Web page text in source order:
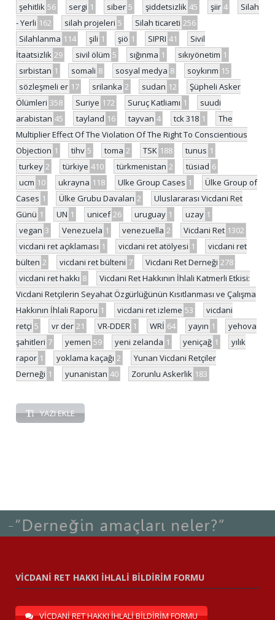
şehitlik 56 sergi 1 siber 5 şiddetsizlik 45 şiir 4
Silah
- Yerli 162 silah projeleri 5 Silah ticareti 256
Silahlanma 114 şili 1 şiö 1 SIPRI 41
Sivil
İtaatsizlik 29 sivil ölüm 5 sığınma 1 sıkıyönetim 1
sırbistan 1 somali 8 sosyal medya 8 soykırım 15
sözleşmeli er 17 srilanka 2 sudan 12
Şüpheli Asker
Ölümleri 358 Suriye 172 Suruç Katliamı 1
suudi
arabistan 45 tayland 16 tayvan 4 tck 318 1
The
Multiplier Effect Of The Violation Of The Right To Conscientious
Objection 1 tihv 5 toma 2 TSK 188 tunus 1
turkey 2 türkiye 410 türkmenistan 2 tüsiad 6
ucm 10 ukrayna 118 Ulke Group Cases 1
Ülke Group of
Cases 1 Ülke Grubu Davaları 2
Uluslararası Vicdani Ret
Günü 1 UN 1 unicef 26 uruguay 1 uzay 1
vegan 3 Venezuela 1 venezuella 2 Vicdani Ret 1302
vicdani ret açıklaması 1 vicdani ret atölyesi 1
vicdani ret
bülten 2 vicdani ret bülteni 7 Vicdani Ret Derneği 278
vicdani ret hakkı 8
Vicdani Ret Hakkının İhlali Katmerli Etkisi:
Vicdani Retçilerin Seyahat Özgürlüğünün Kısıtlanması ve Çalışma
Hakkının İhlali Raporu 1 vicdani ret izleme 53
vicdani
retçi 5 vr der 21 VR-DDER 1 WRİ 64 yayın 1
yehova
şahitleri 7 yemen 59 yeni zelanda 1 yeniçağ 1
yılık
rapor 1 yoklama kaçağı 2
Yunan Vicdani Retçiler
Derneği 1 yunanistan 40 Zorunlu Askerlik 183
YAZI EKLE
VİCDANİ RET HAKKI İHLALİ BİLDİRİM FORMU
VİCDANİ RET HAKKI İHLALİ BİLDİRİM FORMU